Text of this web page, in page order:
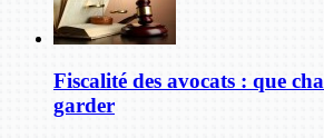
Fiscalité des avocats : que
garder